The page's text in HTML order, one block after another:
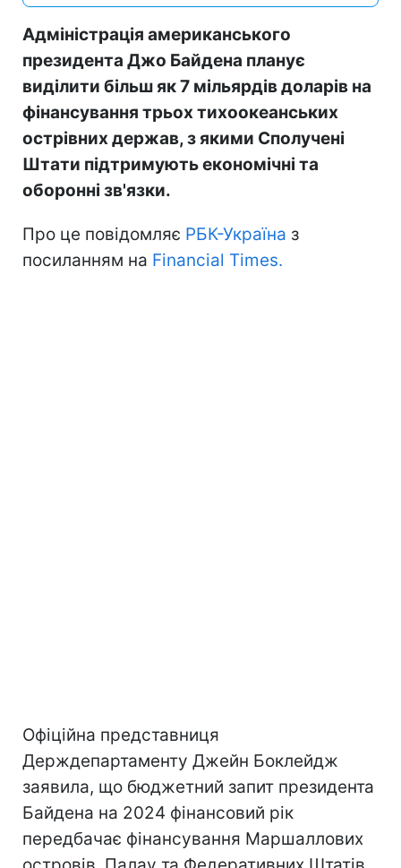
Адміністрація американського
президента Джо Байдена планує
виділити більш як 7 мільярдів доларів на
фінансування трьох тихоокеанських
острівних держав, з якими Сполучені
Штати підтримують економічні та
оборонні зв'язки.
Про це повідомляє РБК-Україна з
посиланням на Financial Times.
Офіційна представниця
Держдепартаменту Джейн Боклейдж
заявила, що бюджетний запит президента
Байдена на 2024 фінансовий рік
передбачає фінансування Маршаллових